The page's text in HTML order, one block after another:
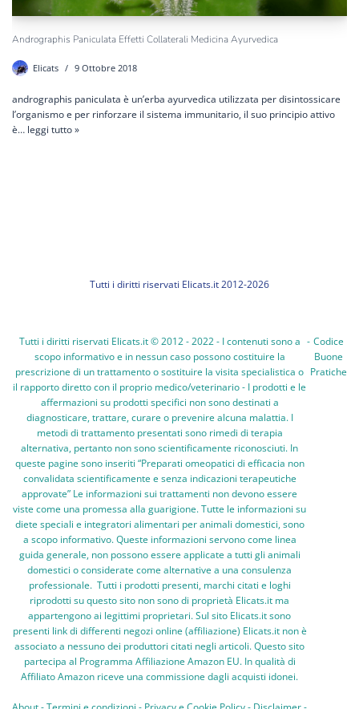
Andrographis Paniculata Effetti Collaterali Medicina Ayurvedica
Elicats 9 Ottobre 2018
andrographis paniculata è un’erba ayurvedica utilizzata per disintossicare
l’organismo e per rinforzare il sistema immunitario, il suo principio attivo
è… leggi tutto »
Tutti i diritti riservati Elicats.it 2012-2026
Tutti i diritti riservati Elicats.it © 2012 - 2022 - I contenuti sono a
scopo informativo e in nessun caso possono costituire la
prescrizione di un trattamento o sostituire la visita specialistica o
il rapporto diretto con il proprio medico/veterinario - I prodotti e le
affermazioni su prodotti specifici non sono destinati a
diagnosticare, trattare, curare o prevenire alcuna malattia. I
metodi di trattamento presentati sono rimedi di terapia
alternativa, pertanto non sono scientificamente riconosciuti. In
queste pagine sono inseriti “Preparati omeopatici di efficacia non
convalidata scientificamente e senza indicazioni terapeutiche
approvate” Le informazioni sui trattamenti non devono essere
viste come una promessa alla guarigione. Tutte le informazioni su
diete speciali e integratori alimentari per animali domestici, sono
a scopo informativo. Queste informazioni servono come linea
guida generale, non possono essere applicate a tutti gli animali
domestici o considerate come alternative a una consulenza
professionale. Tutti i prodotti presenti, marchi citati e loghi
riprodotti su questo sito non sono di proprietà Elicats.it ma
appartengono ai legittimi proprietari. Sul sito Elicats.it sono
presenti link di differenti negozi online (affiliazione) Elicats.it non è
associato a nessuno dei produttori citati negli articoli. Questo sito
partecipa al Programma Affiliazione Amazon EU. In qualità di
Affiliato Amazon riceve una commissione dagli acquisti idonei.
- Codice
Buone
Pratiche